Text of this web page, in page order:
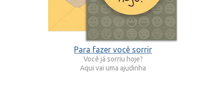
Para fazer você sorrir
Você já sorriu hoje?
Aqui vai uma ajudinha